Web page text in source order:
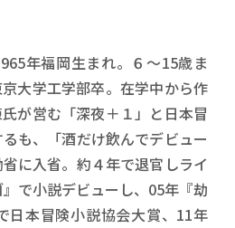
年福岡生まれ。６～15歳ま
大学工学部卒。在学中から作
が営む「深夜＋１」と日本冒
も、「酒だけ飲んでデビュー
に入省。約４年で退官しライ
で小説デビューし、05年『劫
日本冒険小説協会大賞、11年